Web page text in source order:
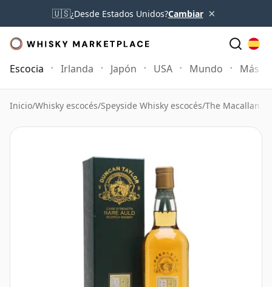
🇺🇸¿Desde Estados Unidos?Cambiar ×
Escocia Irlanda Japón USA Mundo Más
Inicio/Whisky escocés/Speyside Whisky escocés/The Macallan